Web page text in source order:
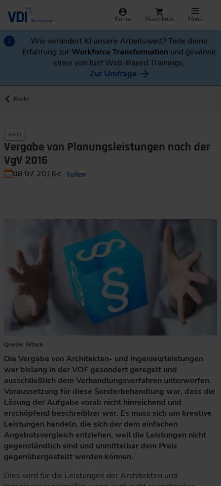
Konto Warenkorb Menü
Wie verändert KI unsere Arbeitswelt? Teile deine
Erfahrung zurWorkforce Transformation und gewinne
eines von fünf Web-Based Trainings.
Zur Umfrage
Recht
Recht
Vergabe von Planungsleistungen nach der
VgV 2016
08.07.2016 Teilen
Quelle: iStock
Die Vergabe von Architekten- und Ingenieurleistungen
war bislang in der VOF gesondert geregelt und
ausschließlich dem Verhandlungsverfahren unterworfen.
Voraussetzung für diese Sonderbehandlung war, dass die
Lösung der Aufgabe vorab nicht hinreichend und
erschöpfend beschreibbar war. Es muss sich um kreative
Leistungen handeln, die sich der dem einfachen
Angebotsvergleich entziehen, weil die Leistungen nicht
gegenständlich sind und unmittelbar dem Preis
gegenübergestellt werden können.
Dies wird für die Leistungen der Architekten und